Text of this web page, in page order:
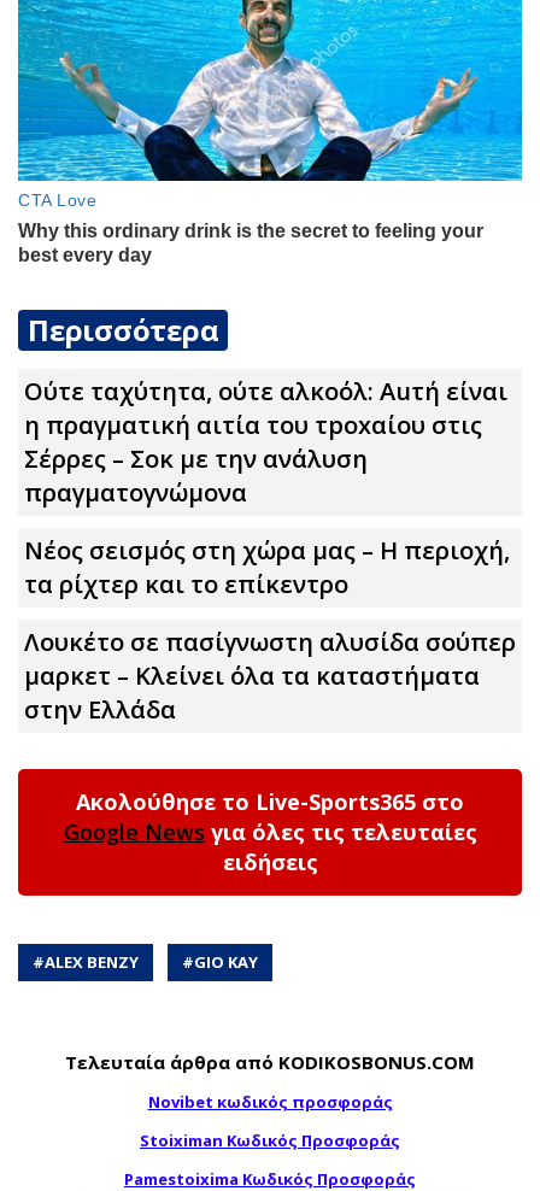
Περισσότερα
Ούτε ταχύτητα, ούτε αλκοόλ: Αuτή είναι
η πραγματική αιτία του τpoxαίου στις
Σέρρες – Σoκ με την ανάλυση
πραγματογνώμονα
Νέος σεισμός στη χώρα μας – Η περιοχή,
τα ρίχτερ και το επίκεντρο
Λουκέτο σε πασίγνωστη αλυσίδα σούπερ
μαρκετ – Κλείνει όλα τα καταστήματα
στην Ελλάδα
Ακολούθησε το Live-Sports365 στο
Google News για όλες τις τελευταίες
ειδήσεις
#ALEX BENZY #GIO KAY
Τελευταία άρθρα από KODIKOSBONUS.COM
Novibet κωδικός προσφοράς
Stoiximan Κωδικός Προσφοράς
Pamestoixima Κωδικός Προσφοράς